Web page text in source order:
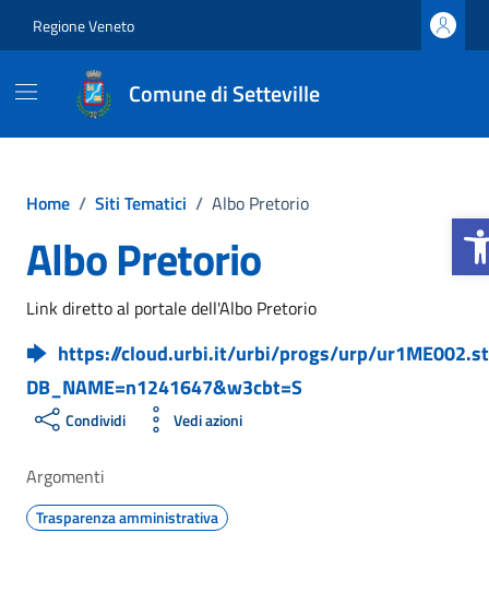
Regione Veneto
Comune di Setteville
Home / Siti Tematici / Albo Pretorio
Albo Pretorio
Link diretto al portale dell'Albo Pretorio
https://cloud.urbi.it/urbi/progs/urp/
DB_NAME=n1241647&w3cbt=S
Condividi Vedi azioni
Argomenti
Trasparenza amministrativa